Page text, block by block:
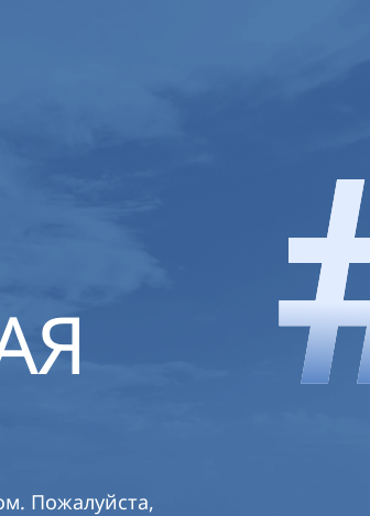
Пожалуйста,